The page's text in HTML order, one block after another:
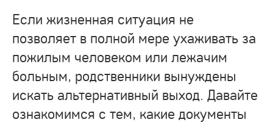
Если жизненная ситуация не
позволяет в полной мере ухаживать за
пожилым человеком или лежачим
больным, родственники вынуждены
искать альтернативный выход. Давайте
ознакомимся с тем, какие документы